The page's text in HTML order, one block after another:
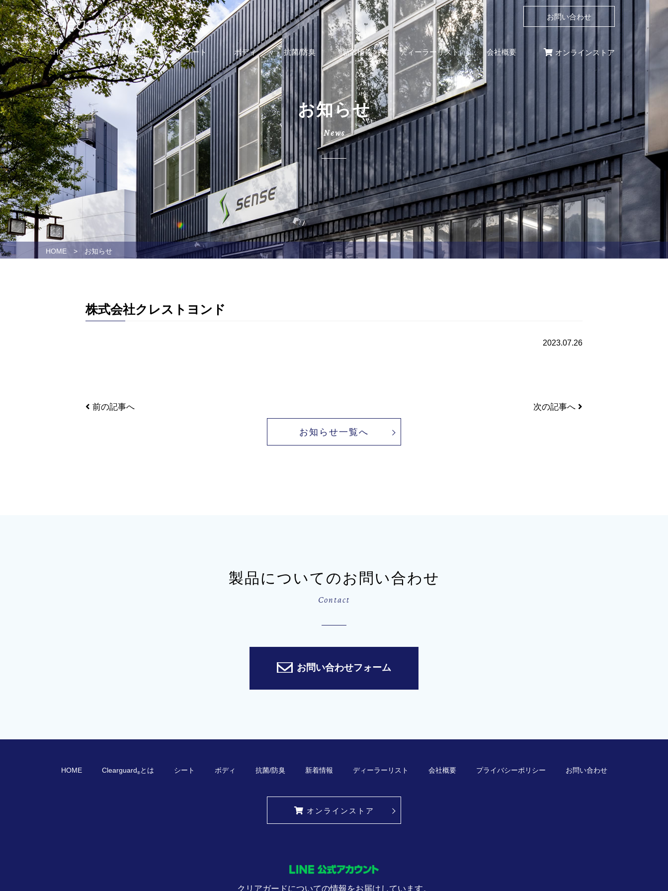
HOME Clearguard®とは シート ボディ 抗菌/防臭 新着情報 ディーラーリスト 会社概要 オンラインストア
お問い合わせ
お知らせ
News
HOME > お知らせ
株式会社クレストヨンド
2023.07.26
前の記事へ 次の記事へ
お知らせ一覧へ
製品についてのお問い合わせ
Contact
お問い合わせフォーム
HOME Clearguard®とは シート ボディ 抗菌/防臭 新着情報 ディーラーリスト 会社概要 プライバシーポリシー お問い合わせ
オンラインストア
クリアガードについての情報をお届けしています。